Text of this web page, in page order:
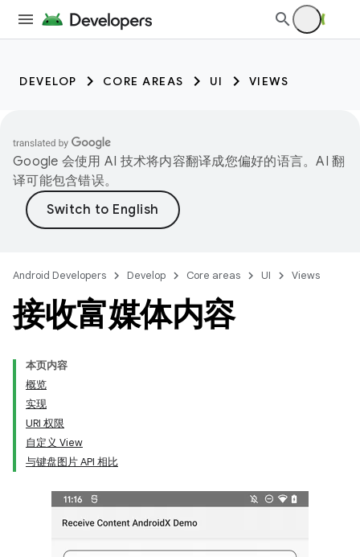
DEVELOP CORE AREAS UI VIEWS
Google 会使用 AI 技术将内容翻译成您偏好的语言。AI 翻
译可能包含错误。
Android Developers Develop Core areas UI Views
接收富媒体内容
本页内容
概览
实现
URI 权限
自定义 View
与键盘图片 API 相比